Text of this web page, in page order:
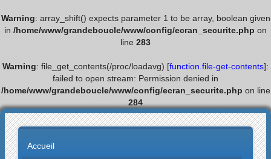
Warning: array_shift() expects parameter 1 to be array, boolean given
in /home/www/grandeboucle/www/config/ecran_securite.php on
line 283
Warning: file_get_contents(/proc/loadavg) [function.file-get-contents]:
failed to open stream: Permission denied in
/home/www/grandeboucle/www/config/ecran_securite.php on line
284
Accueil